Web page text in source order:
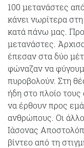
100 μετανάστες
κάνει νωρίτερα
κατά πάνω μας.
μετανάστες.
έπεσαν στα δύο
φώναζαν να
πυροβολούν. Στη
ήδη στο πλοίο
να έρθουν προς
ανθρώπους. Οι
Ιάσονας
βίντεο από τη